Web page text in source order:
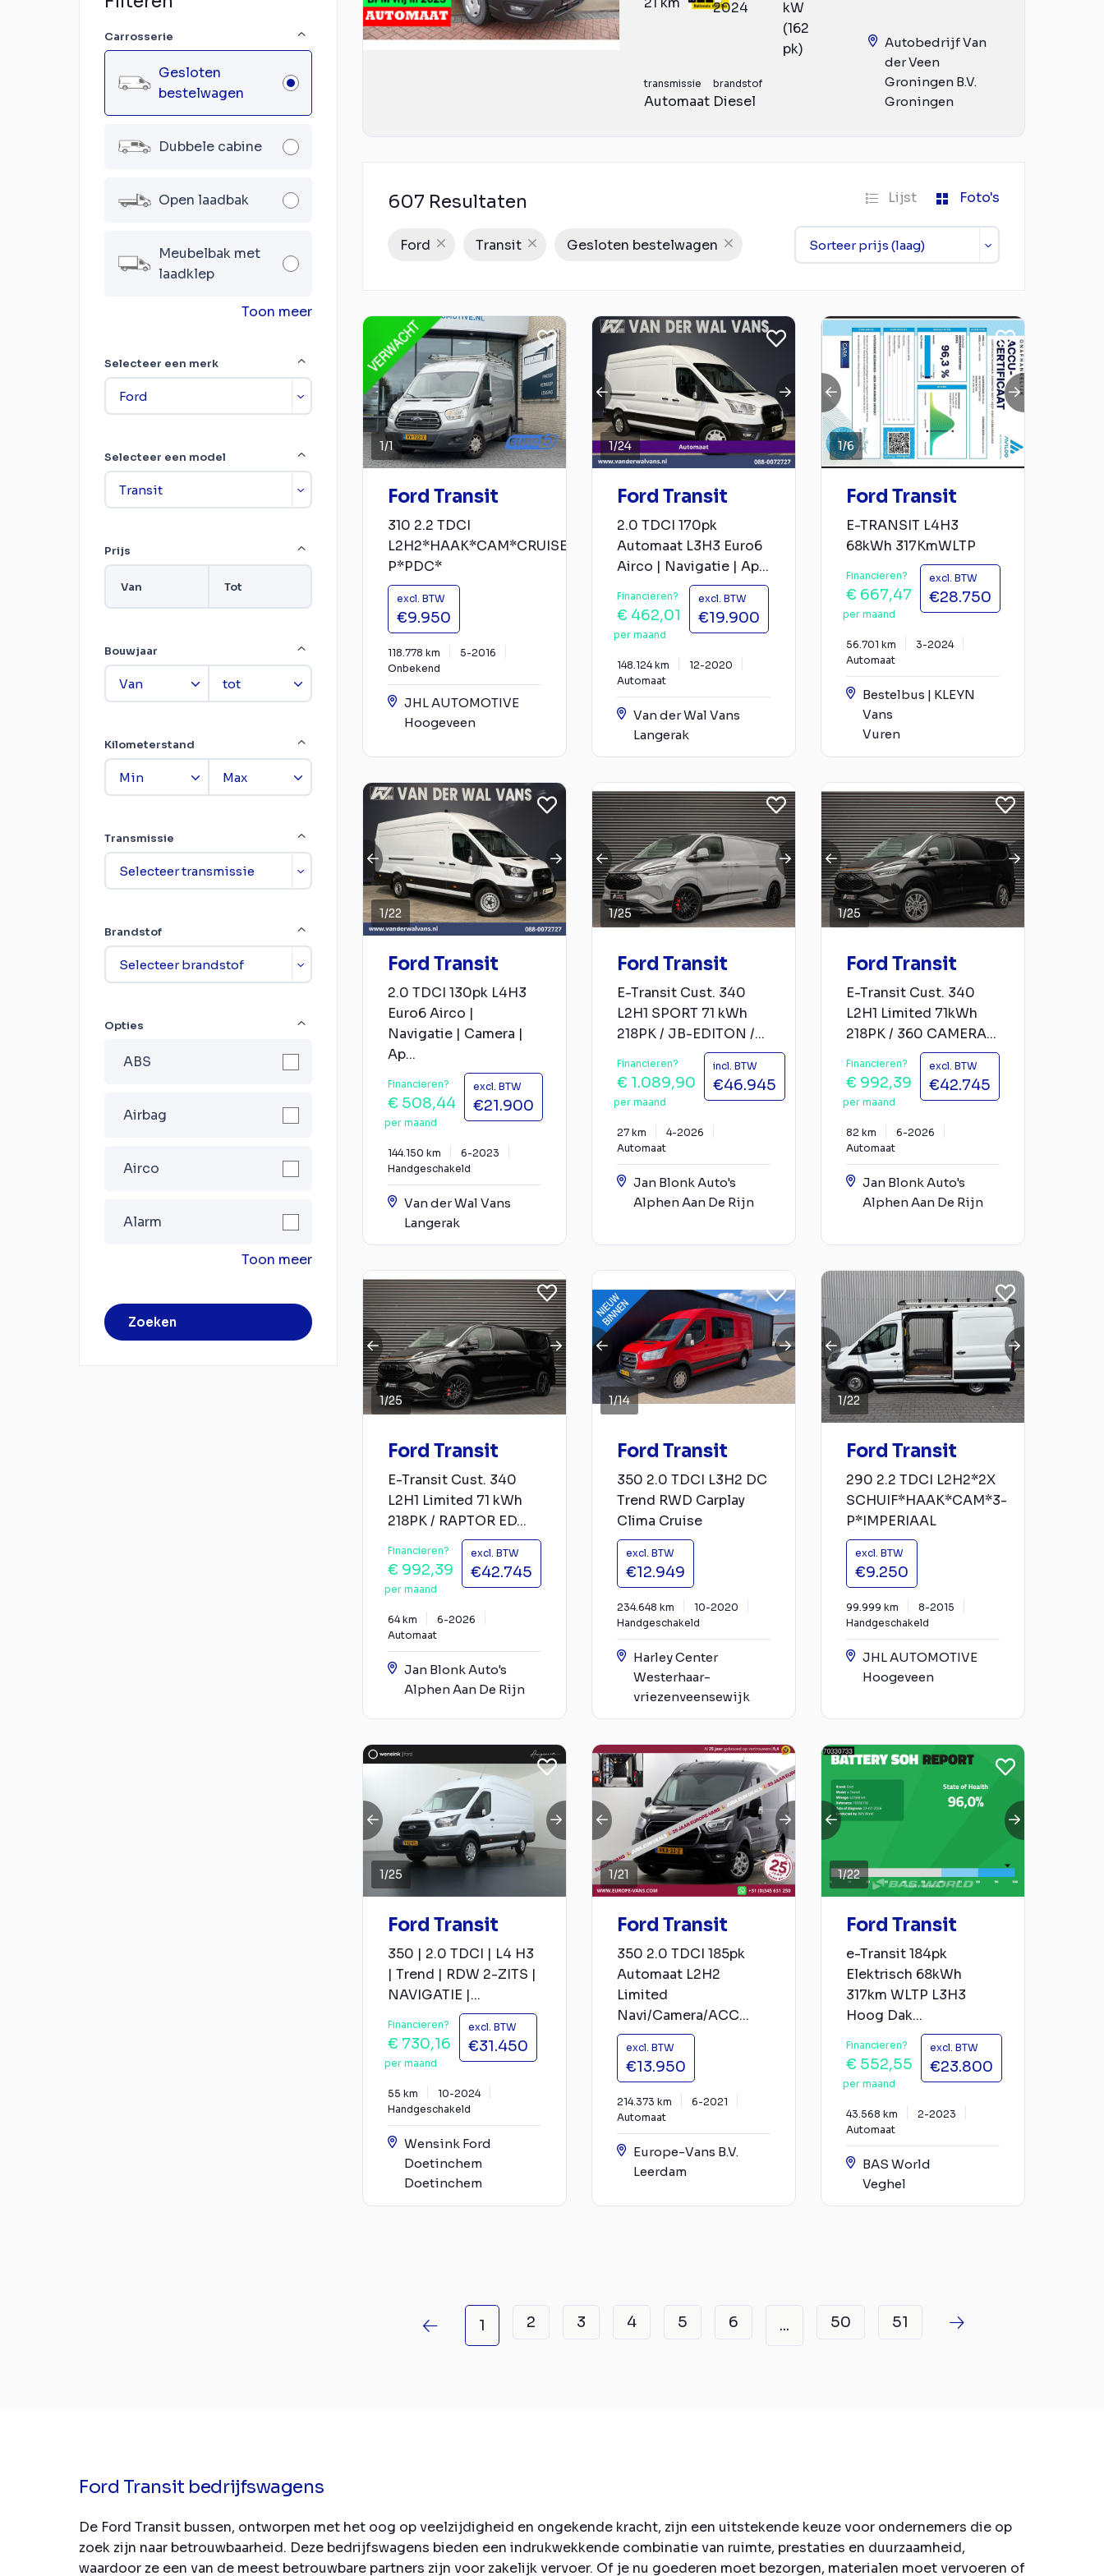
Carrosserie
Gesloten
bestelwagen
Dubbele cabine
Open laadbak
Meubelbak met
laadklep
Toon meer
Selecteer een merk
Selecteer een model
Prijs
Van Tot
Bouwjaar
Kilometerstand
Transmissie
Brandstof
Opties
ABS
Airbag
Airco
Alarm
Toon meer
Zoeken
2024
kW
(162
pk)
transmissie
Automaat
brandstof
Diesel
Autobedrijf Van
der Veen
Groningen B.V.
Groningen
607 Resultaten Lijst Foto's
Ford Transit Gesloten bestelwagen
1/1
Ford Transit
310 2.2 TDCI
L2H2*HAAK*CAM*CRUISE*A/C*NAV*3-
P*PDC*
excl. BTW
€9.950
118.778 km
5-2016
Onbekend
JHL AUTOMOTIVE
Hoogeveen
1/24
Ford Transit
2.0 TDCI 170pk
Automaat L3H3 Euro6
Airco | Navigatie | Ap...
Financieren?
€ 462,01
per maand
excl. BTW
€19.900
148.124 km
12-2020
Automaat
Van der Wal Vans
Langerak
1/6
Ford Transit
E-TRANSIT L4H3
68kWh 317KmWLTP
Financieren?
€ 667,47
per maand
excl. BTW
€28.750
56.701 km
3-2024
Automaat
Bestelbus | KLEYN
Vans
Vuren
1/22
Ford Transit
2.0 TDCI 130pk L4H3
Euro6 Airco |
Navigatie | Camera |
Ap...
Financieren?
€ 508,44
per maand
excl. BTW
€21.900
144.150 km
6-2023
Handgeschakeld
Van der Wal Vans
Langerak
1/25
Ford Transit
E-Transit Cust. 340
L2H1 SPORT 71 kWh
218PK / JB-EDITON /...
Financieren?
€ 1.089,90
per maand
incl. BTW
€46.945
27 km
4-2026
Automaat
Jan Blonk Auto's
Alphen Aan De Rijn
1/25
Ford Transit
E-Transit Cust. 340
L2H1 Limited 71kWh
218PK / 360 CAMERA...
Financieren?
€ 992,39
per maand
excl. BTW
€42.745
82 km
6-2026
Automaat
Jan Blonk Auto's
Alphen Aan De Rijn
1/25
Ford Transit
E-Transit Cust. 340
L2H1 Limited 71 kWh
218PK / RAPTOR ED...
Financieren?
€ 992,39
per maand
excl. BTW
€42.745
64 km
6-2026
Automaat
Jan Blonk Auto's
Alphen Aan De Rijn
1/14
Ford Transit
350 2.0 TDCI L3H2 DC
Trend RWD Carplay
Clima Cruise
excl. BTW
€12.949
234.648 km
10-2020
Handgeschakeld
Harley Center
Westerhaar-
vriezenveensewijk
1/22
Ford Transit
290 2.2 TDCI L2H2*2X
SCHUIF*HAAK*CAM*3-
P*IMPERIAAL
excl. BTW
€9.250
99.999 km
8-2015
Handgeschakeld
JHL AUTOMOTIVE
Hoogeveen
1/25
Ford Transit
350 | 2.0 TDCI | L4 H3
| Trend | RDW 2-ZITS |
NAVIGATIE |...
Financieren?
€ 730,16
per maand
excl. BTW
€31.450
55 km
10-2024
Handgeschakeld
Wensink Ford
Doetinchem
Doetinchem
1/21
Ford Transit
350 2.0 TDCI 185pk
Automaat L2H2
Limited
Navi/Camera/ACC...
excl. BTW
€13.950
214.373 km
6-2021
Automaat
Europe-Vans B.V.
Leerdam
1/22
Ford Transit
e-Transit 184pk
Elektrisch 68kWh
317km WLTP L3H3
Hoog Dak...
Financieren?
€ 552,55
per maand
excl. BTW
€23.800
43.568 km
2-2023
Automaat
BAS World
Veghel
1 2 3 4 5 6 ... 50 51
Ford Transit bedrijfswagens
De Ford Transit bussen, ontworpen met het oog op veelzijdigheid en ongekende kracht, zijn een uitstekende keuze voor ondernemers die op
zoek zijn naar betrouwbaarheid. Deze bedrijfswagens bieden een indrukwekkende combinatie van ruimte, prestaties en duurzaamheid,
waardoor ze een van de meest betrouwbare partners zijn voor zakelijk vervoer. Of je nu goederen moet bezorgen, materialen moet vervoeren of